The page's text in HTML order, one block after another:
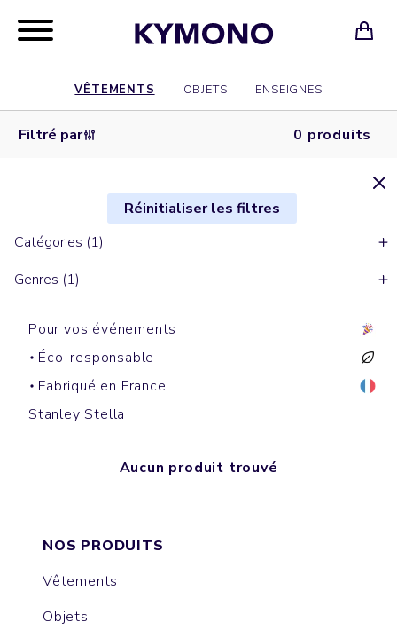
VÊTEMENTS OBJETS ENSEIGNES
Filtré par 0 produits
Réinitialiser les filtres
Catégories (1)
Genres (1)
Pour vos événements
Éco-responsable
Fabriqué en France
Stanley Stella
Aucun produit trouvé
NOS PRODUITS
Vêtements
Objets